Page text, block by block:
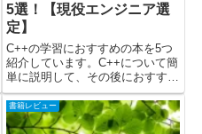
5選！【現役エンジニア選
定】
C++の学習におすすめの本を5つ
紹介しています。C++について簡
単に説明して、その後におすすめ
の本を紹介しました。最後に
C++を「どの本で学ぶのが良い
か」の考察をまとめていますの
書籍レビュー